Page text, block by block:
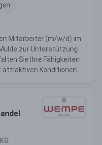
Mitarbeiter (m/w/d) im
zur Unterstützung
Sie Ihre Fähigkeiten
Konditionen.